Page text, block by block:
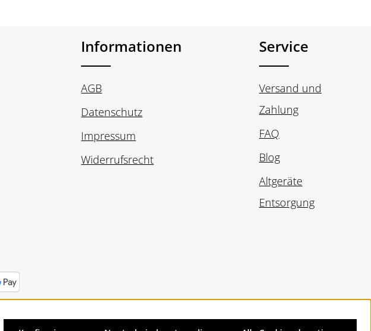
Informationen
AGB
Datenschutz
Impressum
Widerrufsrecht
Service
Versand und
Zahlung
FAQ
Blog
Altgeräte
Entsorgung